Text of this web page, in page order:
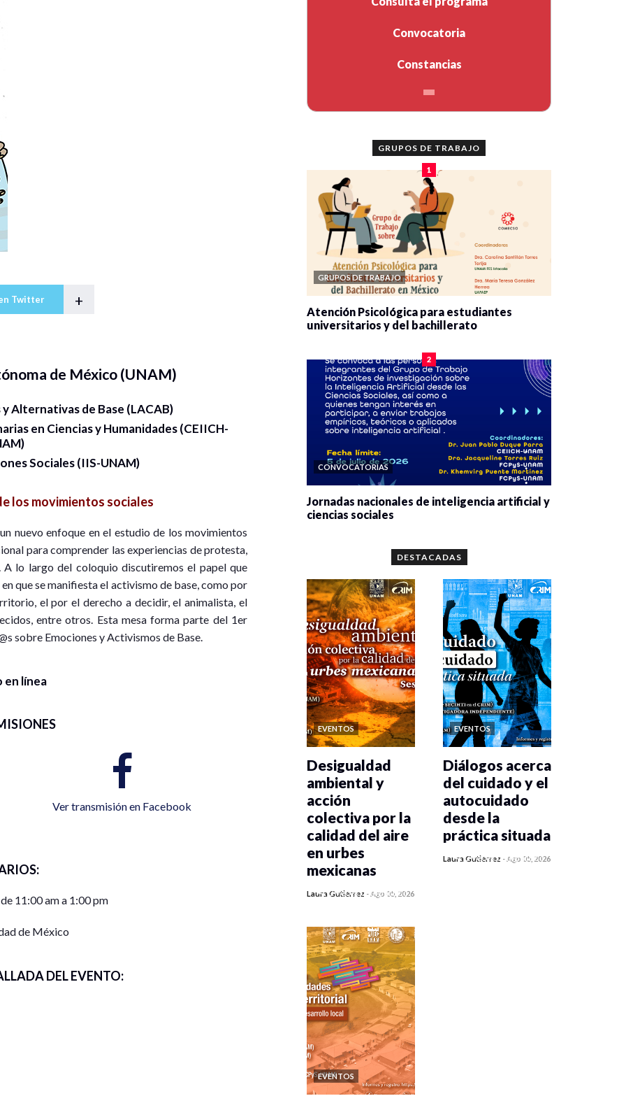
Twitter +
de México (UNAM)
Alternativas de Base (LACAB)
en Ciencias y Humanidades (CEIICH-
Sociales (IIS-UNAM)
los movimientos sociales
nuevo enfoque en el estudio de los movimientos
para comprender las experiencias de protesta,
lo largo del coloquio discutiremos el papel que
que se manifiesta el activismo de base, como por
el por el derecho a decidir, el animalista, el
entre otros. Esta mesa forma parte del 1er
sobre Emociones y Activismos de Base.
en línea
Ver transmisión en Facebook
11:00 am a 1:00 pm
de México
DEL EVENTO:
Convocatoria
Constancias
GRUPOS DE TRABAJO
1
GRUPOS DE TRABAJO
Atención Psicológica para estudiantes
universitarios y del bachillerato
2
CONVOCATORIAS
Jornadas nacionales de inteligencia artificial y
ciencias sociales
DESTACADAS
EVENTOS
0 veces compartido
Desigualdad
ambiental y
acción
colectiva por la
calidad del aire
en urbes
mexicanas
Laura Gutiérrez -Ago 05, 2026
EVENTOS
0 veces compartido
Diálogos acerca
del cuidado y el
autocuidado
desde la
práctica situada
Laura Gutiérrez -Ago 05, 2026
EVENTOS